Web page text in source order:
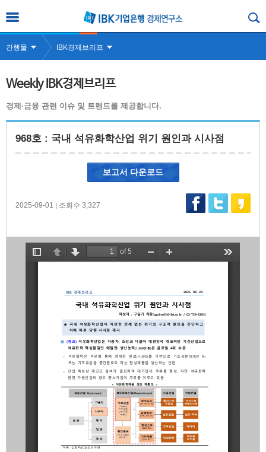
간행물 IBK경제브리프
Weekly IBK경제브리프
경제·금융 관련 이슈 및 트렌드를 제공합니다.
968호 : 국내 석유화학산업 위기 원인과 시사점
2025-09-01 | 조회수 3,327
보고서 다운로드